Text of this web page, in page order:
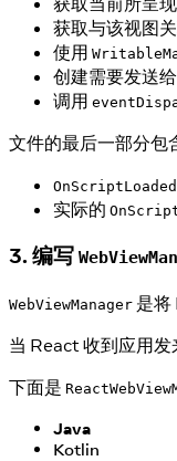
获取与该视图
使用
创建需要发送
调用
文件的最后一部分包
实际的
3. 编写
WebViewManager 是
当 React 收到应用
下面是
Java
Kotlin